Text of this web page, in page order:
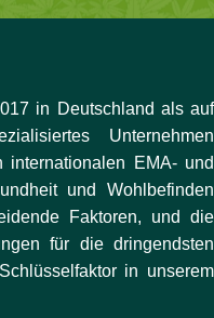
in Deutschland als auf
Unternehmen
EMA- und
und Wohlbefinden
Faktoren, und die
für die dringendsten
in unserem